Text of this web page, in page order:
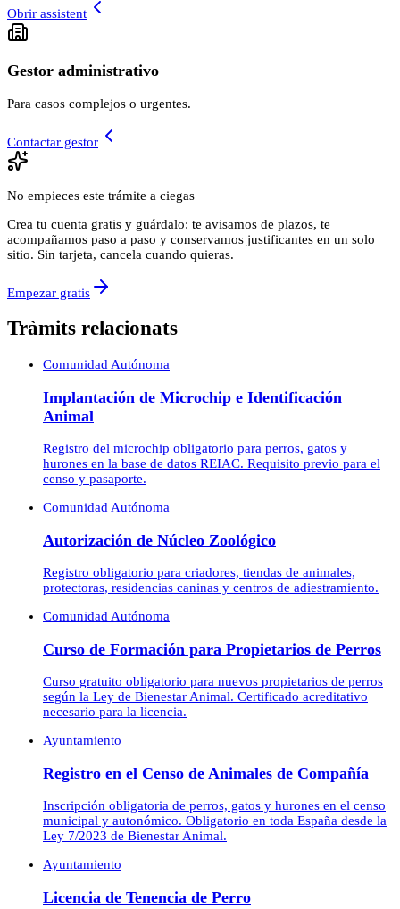
Obrir assistent
Gestor administrativo
Para casos complejos o urgentes.
Contactar gestor
No empieces este trámite a ciegas
Crea tu cuenta gratis y guárdalo: te avisamos de plazos, te
acompañamos paso a paso y conservamos justificantes en un solo
sitio. Sin tarjeta, cancela cuando quieras.
Empezar gratis
Tràmits relacionats
Comunidad Autónoma
Implantación de Microchip e Identificación
Animal
Registro del microchip obligatorio para perros, gatos y
hurones en la base de datos REIAC. Requisito previo para el
censo y pasaporte.
Comunidad Autónoma
Autorización de Núcleo Zoológico
Registro obligatorio para criadores, tiendas de animales,
protectoras, residencias caninas y centros de adiestramiento.
Comunidad Autónoma
Curso de Formación para Propietarios de Perros
Curso gratuito obligatorio para nuevos propietarios de perros
según la Ley de Bienestar Animal. Certificado acreditativo
necesario para la licencia.
Ayuntamiento
Registro en el Censo de Animales de Compañía
Inscripción obligatoria de perros, gatos y hurones en el censo
municipal y autonómico. Obligatorio en toda España desde la
Ley 7/2023 de Bienestar Animal.
Ayuntamiento
Licencia de Tenencia de Perro